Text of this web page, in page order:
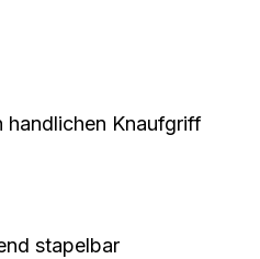
handlichen Knaufgriff
stapelbar